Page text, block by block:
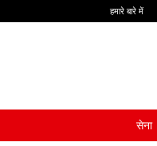
हमारे बारे में
सेना